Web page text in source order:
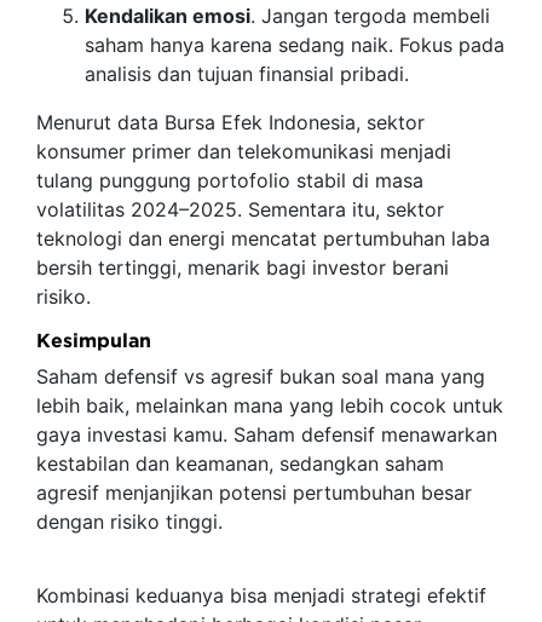
Kendalikan emosi. Jangan tergoda membeli
saham hanya karena sedang naik. Fokus pada
analisis dan tujuan finansial pribadi.
Menurut data Bursa Efek Indonesia, sektor
konsumer primer dan telekomunikasi menjadi
tulang punggung portofolio stabil di masa
volatilitas 2024–2025. Sementara itu, sektor
teknologi dan energi mencatat pertumbuhan laba
bersih tertinggi, menarik bagi investor berani
risiko.
Kesimpulan
Saham defensif vs agresif bukan soal mana yang
lebih baik, melainkan mana yang lebih cocok untuk
gaya investasi kamu. Saham defensif menawarkan
kestabilan dan keamanan, sedangkan saham
agresif menjanjikan potensi pertumbuhan besar
dengan risiko tinggi.
Kombinasi keduanya bisa menjadi strategi efektif